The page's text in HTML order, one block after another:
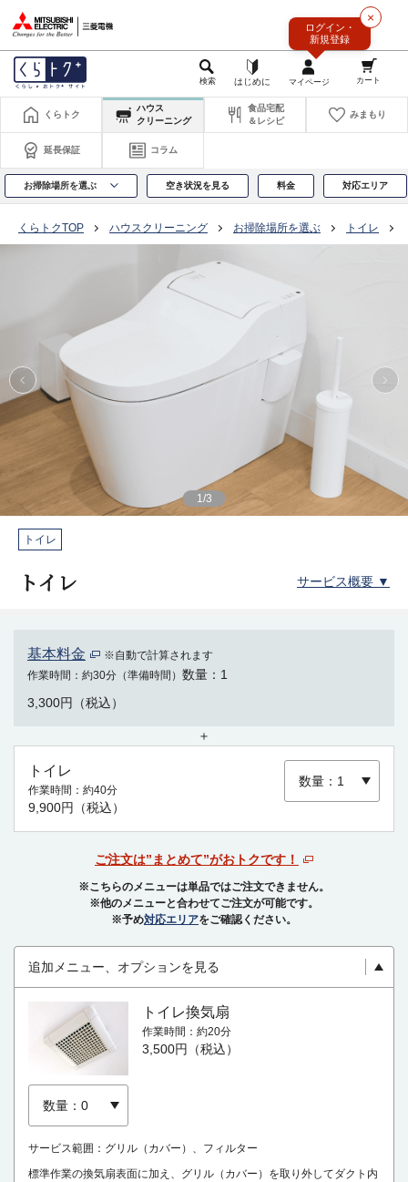
×
ログイン・
新規登録
くらトク
ハウス
クリーニング
食品宅配
＆レシピ
みまもり
延長保証 コラム
お掃除場所を選ぶ 空き状況を見る 料金 対応エリア
くらトクTOP ハウスクリーニング お掃除場所を選ぶ トイレ
トイレ
トイレ サービス概要 ▼
基本料金
※自動で計算されます
作業時間
約30分（準備時間） 数量
1
3,300円（税込）
＋
トイレ
作業時間 約40分
9,900円（税込）
ご注文は”まとめて”がおトクです！
※こちらのメニューは単品ではご注文できません。
※他のメニューと合わせてご注文が可能です。
※予め対応エリアをご確認ください。
追加メニュー、オプションを見る
トイレ換気扇
作業時間 約20分
3,500円（税込）
サービス範囲：グリル（カバー）、フィルター
標準作業の換気扇表面に加え、グリル（カバー）を取り外してダクト内
1/3